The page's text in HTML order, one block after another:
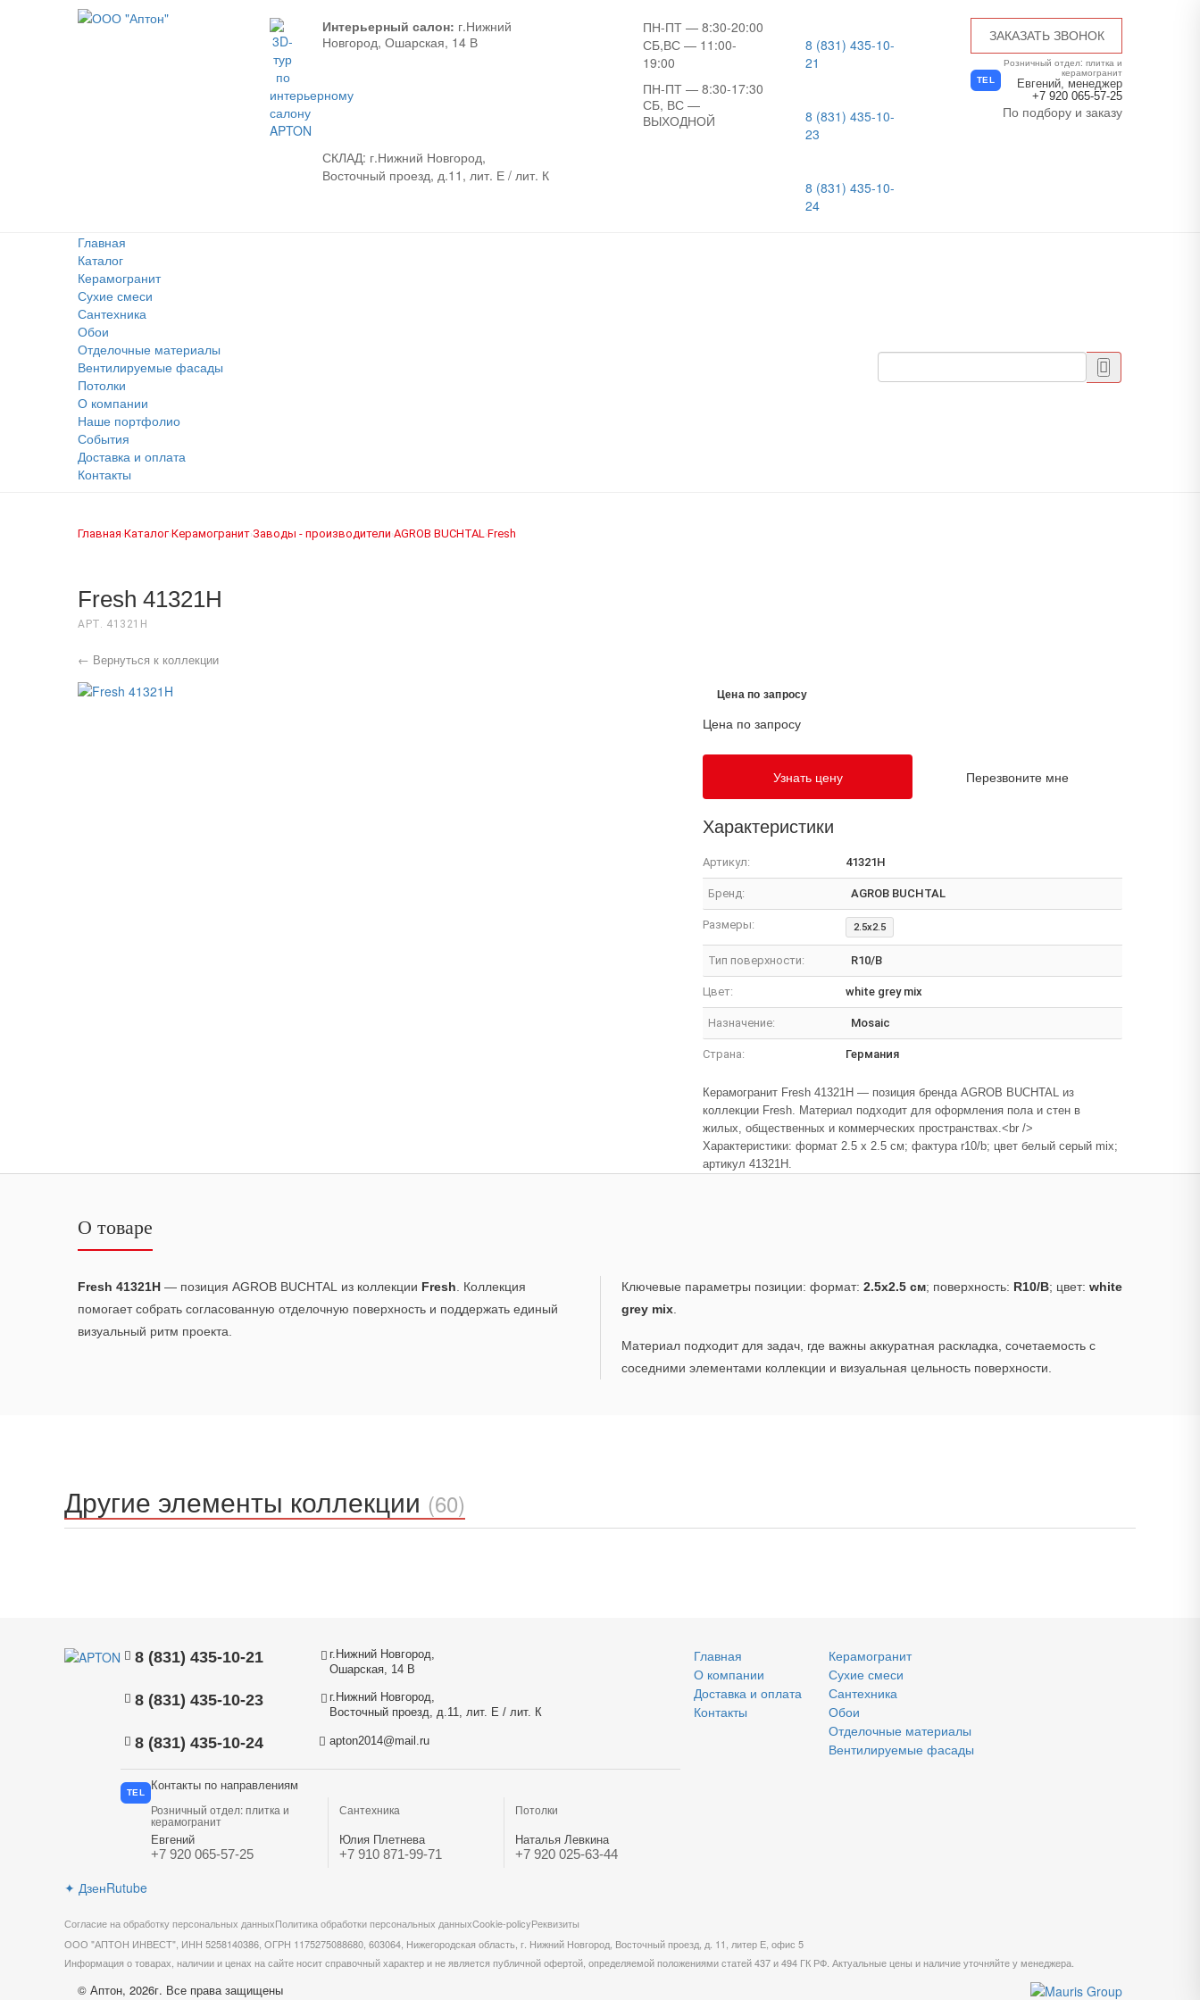
Интерьерный салон: г.Нижний
Новгород, Ошарская, 14 В
СКЛАД: г.Нижний Новгород,
Восточный проезд, д.11, лит. Е / лит. К
ПН-ПТ — 8:30-20:00
СБ,ВС — 11:00-
19:00
ПН-ПТ — 8:30-17:30
СБ, ВС —
ВЫХОДНОЙ
8 (831) 435-10-
21
8 (831) 435-10-
23
8 (831) 435-10-
24
ЗАКАЗАТЬ ЗВОНОК
TEL
Розничный отдел: плитка и
керамогранит
Евгений, менеджер
+7 920 065-57-25
По подбору и заказу
Главная
Каталог
Керамогранит
Сухие смеси
Сантехника
Обои
Отделочные материалы
Вентилируемые фасады
Потолки
О компании
Наше портфолио
События
Доставка и оплата
Контакты
Главная›Каталог›Керамогранит›Заводы - производители›AGROB BUCHTAL›Fresh
Fresh 41321H
АРТ. 41321H
← Вернуться к коллекции
Цена по запросу
Цена по запросу
Узнать цену Перезвоните мне
Характеристики
Артикул: 41321H
Бренд: AGROB BUCHTAL
Размеры: 2.5x2.5
Тип поверхности: R10/B
Цвет: white grey mix
Назначение: Mosaic
Страна: Германия
Керамогранит Fresh 41321H — позиция бренда AGROB BUCHTAL из
коллекции Fresh. Материал подходит для оформления пола и стен в
жилых, общественных и коммерческих пространствах.<br />
Характеристики: формат 2.5 x 2.5 см; фактура r10/b; цвет белый серый mix;
артикул 41321H.
О товаре
Fresh 41321H — позиция AGROB BUCHTAL из коллекции Fresh . Коллекция
помогает собрать согласованную отделочную поверхность и поддержать единый
визуальный ритм проекта.
Ключевые параметры позиции: формат: 2.5x2.5 см; поверхность: R10/B; цвет: white
grey mix
Материал подходит для задач, где важны аккуратная раскладка, сочетаемость с
соседними элементами коллекции и визуальная цельность поверхности.
Другие элементы коллекции (60)
8 (831) 435-10-21
8 (831) 435-10-23
8 (831) 435-10-24
г.Нижний Новгород,
Ошарская, 14 В
г.Нижний Новгород,
Восточный проезд, д.11, лит. Е / лит. К
apton2014@mail.ru
TEL
Контакты по направлениям
Розничный отдел: плитка и
керамогранит
Евгений
+7 920 065-57-25
Сантехника
Юлия Плетнева
+7 910 871-99-71
Потолки
Наталья Левкина
+7 920 025-63-44
✦ ДзенRutube
Главная
О компании
Доставка и оплата
Контакты
Керамогранит
Сухие смеси
Сантехника
Обои
Отделочные материалы
Вентилируемые фасады
Согласие на обработку персональных данныхПолитика обработки персональных данныхCookie-policyРеквизиты
ООО "АПТОН ИНВЕСТ", ИНН 5258140386, ОГРН 1175275088680, 603064, Нижегородская область, г. Нижний Новгород, Восточный проезд, д. 11, литер Е, офис 5
Информация о товарах, наличии и ценах на сайте носит справочный характер и не является публичной офертой, определяемой положениями статей 437 и 494 ГК РФ. Актуальные цены и наличие уточняйте у менеджера.
© Аптон, 2026г. Все права защищены